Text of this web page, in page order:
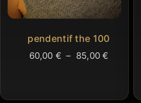
pendentif the 100
60,00 € – 85,00€
60,00 €